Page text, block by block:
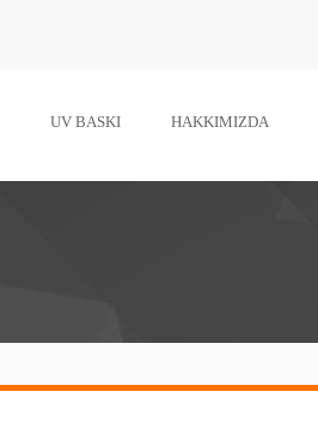
UV BASKI HAKKIMIZDA